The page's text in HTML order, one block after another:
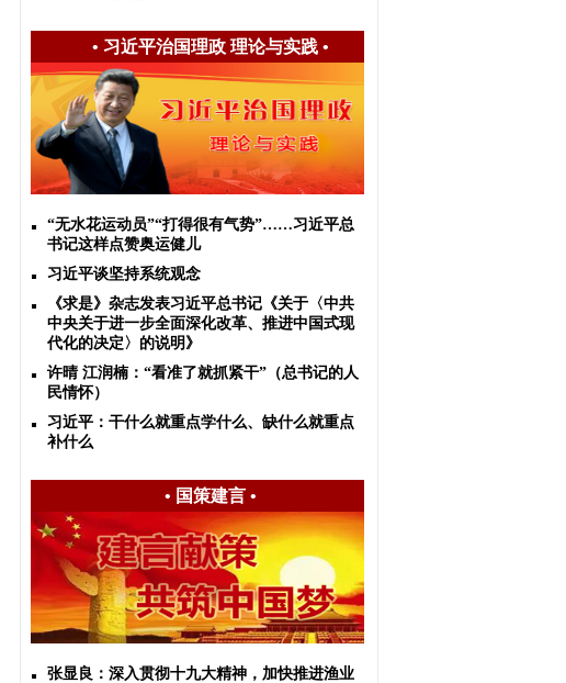
• 习近平治国理政 理论与实践•
“无水花运动员”“打得很有气势”……习近平总
书记这样点赞奥运健儿
习近平谈坚持系统观念
《求是》杂志发表习近平总书记《关于〈中共
中央关于进一步全面深化改革、推进中国式现
代化的决定〉的说明》
许晴 江润楠：“看准了就抓紧干”（总书记的人
民情怀）
习近平：干什么就重点学什么、缺什么就重点
补什么
• 国策建言•
张显良：深入贯彻十九大精神，加快推进渔业